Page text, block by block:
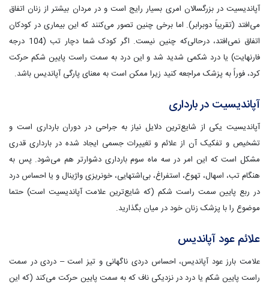
آپاندیسیت در بزرگسالان امری بسیار رایج است و در مردان بیشتر از زنان اتفاق
می‌افتد (تقریباً دوبرابر). اما برخی چنین تصور می‌کنند که این بیماری در کودکان
اتفاق نمی‌افتد، درحالی‌که چنین نیست. اگر کودک شما دچار تب (104 درجه
فارنهایت) یا درد شکمی شدید شد و این درد به سمت راست پایین شکم حرکت
کرد، فوراً به پزشک مراجعه کنید زیرا ممکن است به معنای پارگی آپاندیس باشد.
آپاندیسیت در بارداری
آپاندیسیت یکی از شایع‌ترین دلایل نیاز به جراحی در دوران بارداری است و
تشخیص و تفکیک آن از علائم و تغییرات جسمی ایجاد شده در بارداری قدری
مشکل است که این امر در سه ماه سوم بارداری دشوارتر هم می‌شود. پس به
هنگام تب، اسهال، تهوع، استفراغ، بی‌اشتهایی، خونریزی واژینال و یا احساس درد
در ربع پایین سمت راست شکم (که شایع‌ترین علامت آپاندیسیت است) حتما
موضوع را با پزشک زنان خود در میان بگذارید.
علائم عود آپاندیس
علامت بارز عود آپاندیس، احساس دردی ناگهانی و تیز است – دردی در سمت
راست پایین شکم یا درد در نزدیکی ناف که به سمت پایین حرکت می‌کند (که این